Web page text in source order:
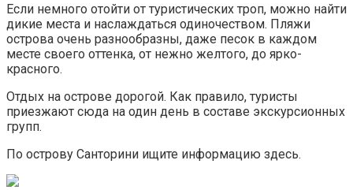
Если немного отойти от туристических троп, можно найти
дикие места и наслаждаться одиночеством. Пляжи
острова очень разнообразны, даже песок в каждом
месте своего оттенка, от нежно желтого, до ярко-
красного.
Отдых на острове дорогой. Как правило, туристы
приезжают сюда на один день в составе экскурсионных
групп.
По острову Санторини ищите информацию здесь.